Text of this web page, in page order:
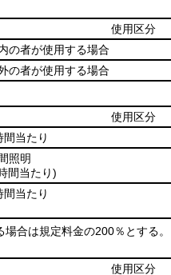
使用区分
の者が使用する場合
の者が使用する場合
使用区分
間当たり
照明
間当たり)
間当たり
合は規定料金の200％とする。
使用区分